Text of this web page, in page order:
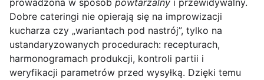
prowadzona w sposób powtarzalny i przewidywalny.
Dobre cateringi nie opierają się na improwizacji
kucharza czy „wariantach pod nastrój”, tylko na
ustandaryzowanych procedurach: recepturach,
harmonogramach produkcji, kontroli partii i
weryfikacji parametrów przed wysyłką. Dzięki temu